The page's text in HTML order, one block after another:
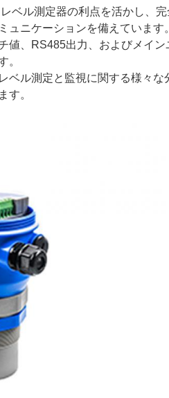
ベル測定器の利点を活かし、
ュニケーションを備えています。
値、RS485出力、およびメイ
。
ベル測定と監視に関する様々
す。